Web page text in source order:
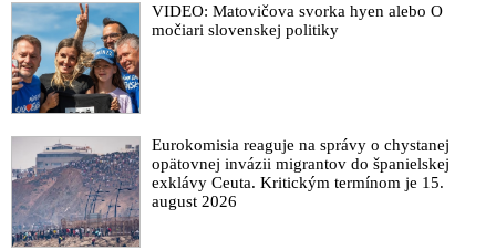
VIDEO: Matovičova svorka hyen alebo O
močiari slovenskej politiky
Eurokomisia reaguje na správy o chystanej
opätovnej invázii migrantov do španielskej
exklávy Ceuta. Kritickým termínom je 15.
august 2026